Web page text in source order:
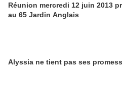
Réunion mercredi 12 juin 2013
au 65 Jardin Anglais
Alyssia ne tient pas ses